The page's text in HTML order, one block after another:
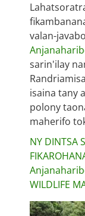
valan-
sarin'ilay
isaina tany
polony
maherifo
NY DINTSA
WILDLIFE